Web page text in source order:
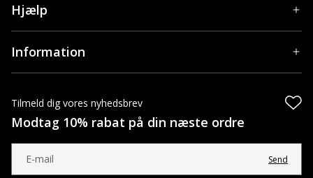
Hjælp
Information
Tilmeld dig vores nyhedsbrev
Modtag 10% rabat på din næste ordre
Send